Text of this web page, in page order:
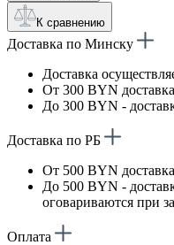
К сравнению
Доставка по Минску
Доставка
От 300 BYN
До 300 BYN -
Доставка по РБ
От 500 BYN
До 500 BYN -
оговариваются при
Оплата